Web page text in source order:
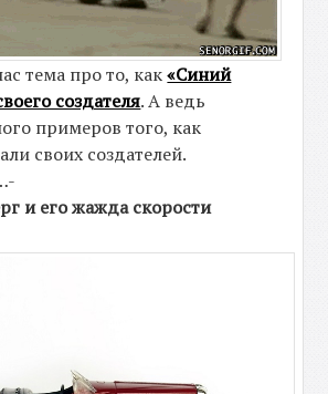
тема про то, как«Синий
создателя. А ведь
примеров того, как
своих создателей.
и его жажда скорости